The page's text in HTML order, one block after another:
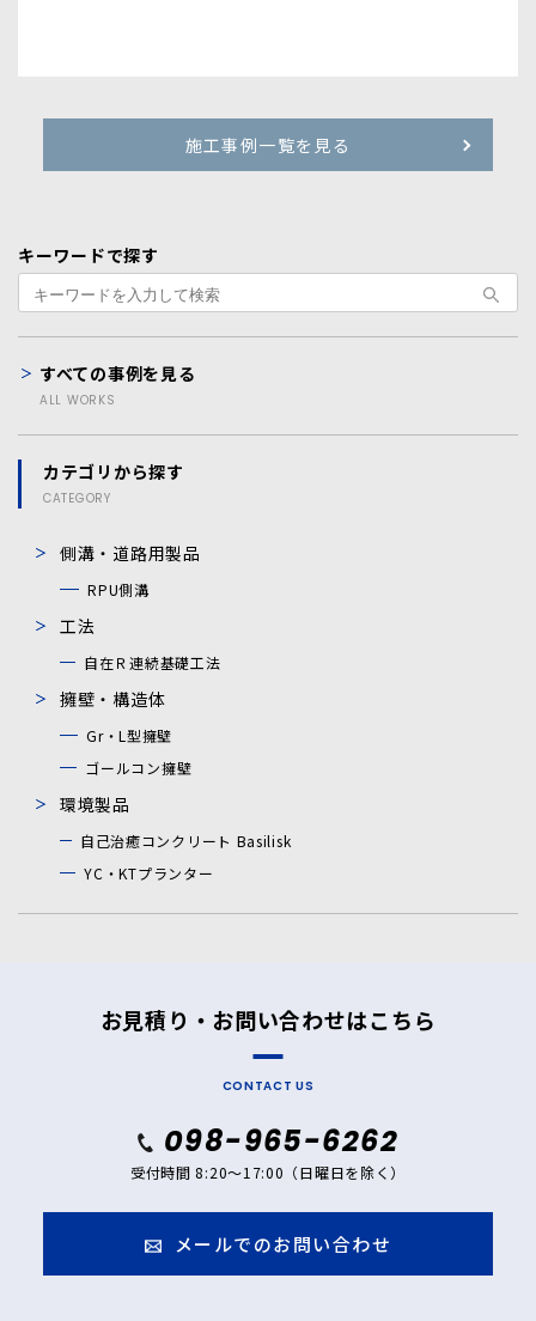
施工事例一覧を見る
キーワードで探す
すべての事例を見る
ALL WORKS
カテゴリから探す
CATEGORY
側溝・道路用製品
RPU側溝
工法
自在Ｒ連続基礎工法
擁壁・構造体
Gr・L型擁壁
ゴールコン擁壁
環境製品
自己治癒コンクリート Basilisk
YC・KTプランター
お見積り・お問い合わせはこちら
CONTACT US
098-965-6262
受付時間 8:20～17:00（日曜日を除く）
メールでのお問い合わせ